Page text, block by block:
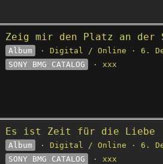
Zeig mir den Platz an der
Album
· Digital / Online · 6.
SONY BMG CATALOG
· xxx
Es ist Zeit für die Liebe
Album
· Digital / Online · 6.
SONY BMG CATALOG
· xxx